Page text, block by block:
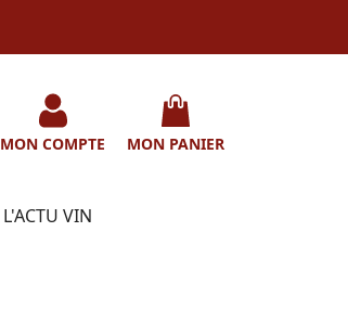
MON COMPTE MON PANIER
L'ACTU VIN